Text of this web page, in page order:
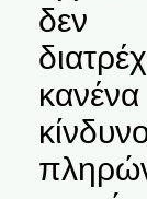
δεν
κανένα